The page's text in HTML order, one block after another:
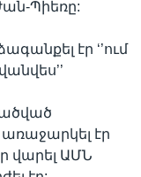
Պիեռը:
էր ‘’ում
էր
վարել ԱՄՆ